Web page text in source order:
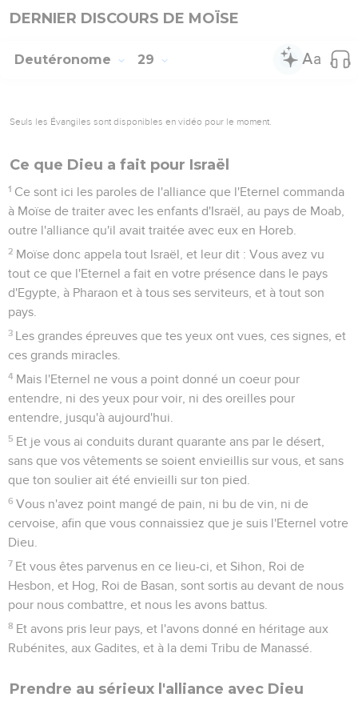
DERNIER DISCOURS DE MOÏSE
Deutéronome 29
Seuls les Évangiles sont disponibles en vidéo pour le moment.
Ce que Dieu a fait pour Israël
1 Ce sont ici les paroles de l'alliance que l'Eternel commanda
à Moïse de traiter avec les enfants d'Israël, au pays de Moab,
outre l'alliance qu'il avait traitée avec eux en Horeb.
2 Moïse donc appela tout Israël, et leur dit : Vous avez vu
tout ce que l'Eternel a fait en votre présence dans le pays
d'Egypte, à Pharaon et à tous ses serviteurs, et à tout son
pays.
3 Les grandes épreuves que tes yeux ont vues, ces signes, et
ces grands miracles.
4 Mais l'Eternel ne vous a point donné un coeur pour
entendre, ni des yeux pour voir, ni des oreilles pour
entendre, jusqu'à aujourd'hui.
5 Et je vous ai conduits durant quarante ans par le désert,
sans que vos vêtements se soient envieillis sur vous, et sans
que ton soulier ait été envieilli sur ton pied.
6 Vous n'avez point mangé de pain, ni bu de vin, ni de
cervoise, afin que vous connaissiez que je suis l'Eternel votre
Dieu.
7 Et vous êtes parvenus en ce lieu-ci, et Sihon, Roi de
Hesbon, et Hog, Roi de Basan, sont sortis au devant de nous
pour nous combattre, et nous les avons battus.
8 Et avons pris leur pays, et l'avons donné en héritage aux
Rubénites, aux Gadites, et à la demi Tribu de Manassé.
Prendre au sérieux l'alliance avec Dieu